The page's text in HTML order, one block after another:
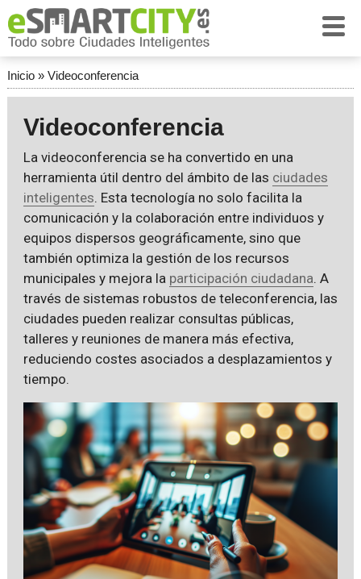
Inicio» Videoconferencia
Videoconferencia
La videoconferencia se ha convertido en una
herramienta útil dentro del ámbito de las ciudades
inteligentes. Esta tecnología no solo facilita la
comunicación y la colaboración entre individuos y
equipos dispersos geográficamente, sino que
también optimiza la gestión de los recursos
municipales y mejora la participación ciudadana. A
través de sistemas robustos de teleconferencia, las
ciudades pueden realizar consultas públicas,
talleres y reuniones de manera más efectiva,
reduciendo costes asociados a desplazamientos y
tiempo.